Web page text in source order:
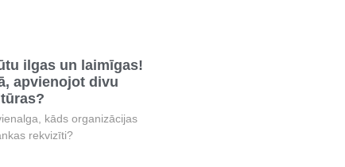
ilgas un laimīgas!
apvienojot divu
kāds organizācijas
rekvizīti?